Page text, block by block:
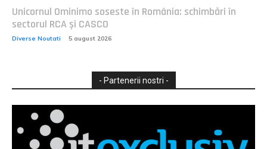
Unicornul Ominimo soseste în România: schimbări în
sectorul RCA și CASCO
Diverse Noutati 5 august 2026
- Partenerii nostri -